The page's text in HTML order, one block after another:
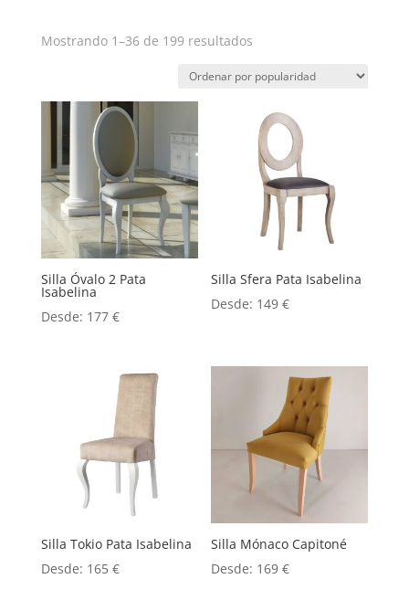
Mostrando 1–36 de 199 resultadosOrdenado
popularidad
Silla Óvalo 2 Pata
Isabelina
Desde: 177 €
Silla Sfera Pata Isabelina
Desde: 149€
Silla Tokio Pata Isabelina
Desde: 165 €
Silla Mónaco Capitoné
Desde: 169€